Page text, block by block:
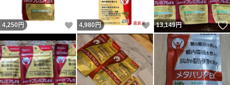
4,250 円 いいね！
4,980 円 いいね！
13,149円